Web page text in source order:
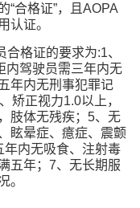
“合格证”，且AOPA
认证。
格证的要求为:1、
内驾驶员需三年内无
年内无刑事犯罪记
矫正视力1.0以上，
肢体无残疾；5、无
眩晕症、癔症、震颤
年内无吸食、注射毒
五年；7、无长期服
。